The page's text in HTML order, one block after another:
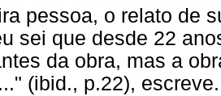
pessoa, o relato de
sei que desde 22
da obra, mas a
(ibid., p.22), escreve.